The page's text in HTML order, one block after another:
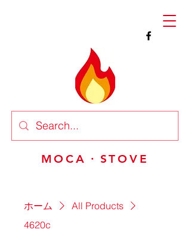
MOCA・STOVE
ホーム
All Products
4620c